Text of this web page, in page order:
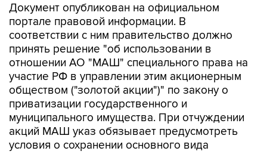
Документ опубликован на официальном
портале правовой информации. В
соответствии с ним правительство должно
принять решение "об использовании в
отношении АО "МАШ" специального права на
участие РФ в управлении этим акционерным
обществом ("золотой акции")" по закону о
приватизации государственного и
муниципального имущества. При отчуждении
акций МАШ указ обязывает предусмотреть
условия о сохранении основного вида